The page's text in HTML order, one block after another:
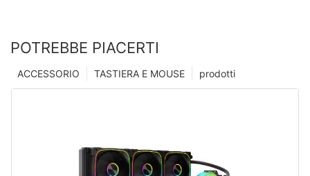
POTREBBE PIACERTI
prodotti
TASTIERA E MOUSE
ACCESSORIO